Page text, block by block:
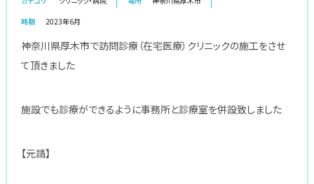
時期
2023年6月
神奈川県厚木市で訪問診療（在宅医療）クリニックの施工をさせ
て頂きました
施設でも診療ができるように事務所と診療室を併設致しました
【元請】